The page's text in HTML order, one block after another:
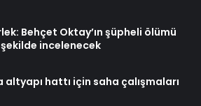
Behçet Oktay’ın şüpheli ölümü
incelenecek
altyapı hattı için saha çalışmaları